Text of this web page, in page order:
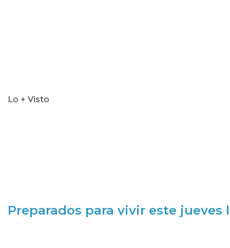
Lo + Visto
Preparados para vivir este jueves